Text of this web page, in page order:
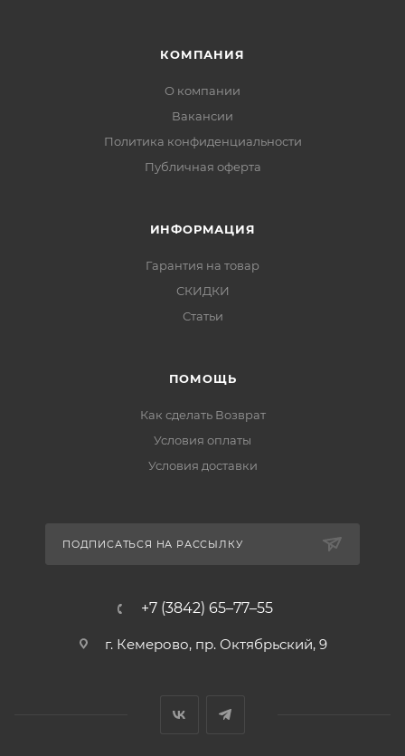
КОМПАНИЯ
О компании
Вакансии
Политика конфиденциальности
Публичная оферта
ИНФОРМАЦИЯ
Гарантия на товар
СКИДКИ
Статьи
ПОМОЩЬ
Как сделать Возврат
Условия оплаты
Условия доставки
ПОДПИСАТЬСЯ НА РАССЫЛКУ
+7 (3842) 65–77–55
г. Кемерово, пр. Октябрьский, 9